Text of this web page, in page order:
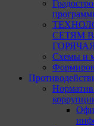
СЕТЯМ
ГОРЯЧАЯ
Схемы и